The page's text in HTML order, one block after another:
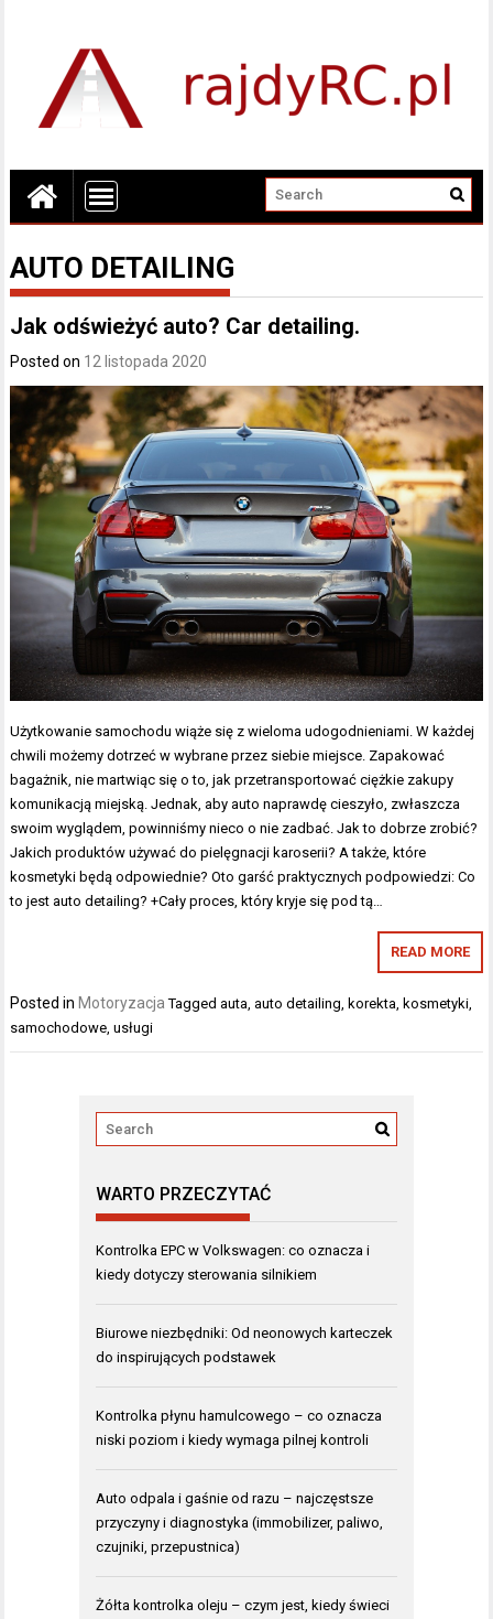
AUTO DETAILING
Jak odświeżyć auto? Car detailing.
Posted on 12 listopada 2020
Użytkowanie samochodu wiąże się z wieloma udogodnieniami. W każdej
chwili możemy dotrzeć w wybrane przez siebie miejsce. Zapakować
bagażnik, nie martwiąc się o to, jak przetransportować ciężkie zakupy
komunikacją miejską. Jednak, aby auto naprawdę cieszyło, zwłaszcza
swoim wyglądem, powinniśmy nieco o nie zadbać. Jak to dobrze zrobić?
Jakich produktów używać do pielęgnacji karoserii? A także, które
kosmetyki będą odpowiednie? Oto garść praktycznych podpowiedzi: Co
to jest auto detailing? +Cały proces, który kryje się pod tą…
READ MORE
Posted in Motoryzacja Taggedauta ,auto detailing korekta kosmetyki
samochodowe ,usługi
WARTO PRZECZYTAĆ
Kontrolka EPC w Volkswagen: co oznacza i
kiedy dotyczy sterowania silnikiem
Biurowe niezbędniki: Od neonowych karteczek
do inspirujących podstawek
Kontrolka płynu hamulcowego – co oznacza
niski poziom i kiedy wymaga pilnej kontroli
Auto odpala i gaśnie od razu – najczęstsze
przyczyny i diagnostyka (immobilizer, paliwo,
czujniki, przepustnica)
Żółta kontrolka oleju – czym jest, kiedy świeci